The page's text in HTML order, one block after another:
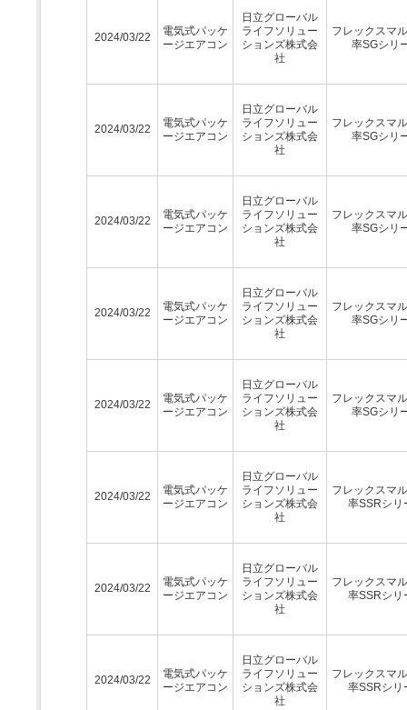
2024/03/22
電気式パッケ
ージエアコン
日立グローバル
ライフソリュー
ションズ株式会
社
フレックスマ
率SGシリ
2024/03/22
電気式パッケ
ージエアコン
日立グローバル
ライフソリュー
ションズ株式会
社
フレックスマ
率SGシリ
2024/03/22
電気式パッケ
ージエアコン
日立グローバル
ライフソリュー
ションズ株式会
社
フレックスマ
率SGシリ
2024/03/22
電気式パッケ
ージエアコン
日立グローバル
ライフソリュー
ションズ株式会
社
フレックスマ
率SGシリ
2024/03/22
電気式パッケ
ージエアコン
日立グローバル
ライフソリュー
ションズ株式会
社
フレックスマ
率SGシリ
2024/03/22
電気式パッケ
ージエアコン
日立グローバル
ライフソリュー
ションズ株式会
社
フレックスマ
率SSRシリ
2024/03/22
電気式パッケ
ージエアコン
日立グローバル
ライフソリュー
ションズ株式会
社
フレックスマ
率SSRシリ
2024/03/22
電気式パッケ
ージエアコン
日立グローバル
ライフソリュー
ションズ株式会
社
フレックスマ
率SSRシリ